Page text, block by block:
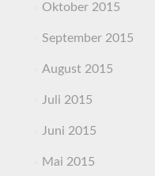
Oktober 2015
September 2015
August 2015
Juli 2015
Juni 2015
Mai 2015